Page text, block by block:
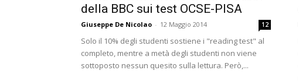
della BBC sui test OCSE-PISA
Giuseppe De Nicolao - 12 Maggio 2014 12
Solo il 10% degli studenti sostiene i "reading test" al
completo, mentre a metà degli studenti non viene
sottoposto nessun quesito sulla lettura. Però,...